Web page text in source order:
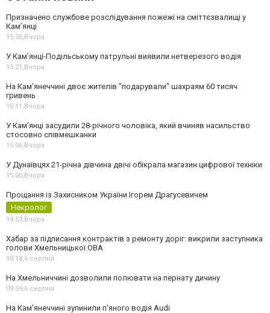
Призначено службове розслідування пожежі на сміттєзвалищі у
Кам’янці
15:30,Вчора
У Кам’янці-Подільському патрульні виявили нетверезого водія
15:21,Вчора
На Камʼянеччині двоє жителів "подарували" шахраям 60 тисяч
гривень
15:11,Вчора
У Камʼянці засудили 28-річного чоловіка, який вчиняв насильство
стосовно співмешканки
15:06,Вчора
У Дунаївцях 21-річна дівчина двічі обікрала магазин цифрової техніки
15:00,Вчора
Прощання із Захисником України Ігорем Драгусевичем
Некролог
14:53,Вчора
Хабар за підписання контрактів з ремонту доріг: викрили заступника
голови Хмельницької ОВА
10:18,6 серпня
На Хмельниччині дозволили полювати на пернату дичину
09:59,6 серпня
На Камʼянеччині зупинили п'яного водія Audi